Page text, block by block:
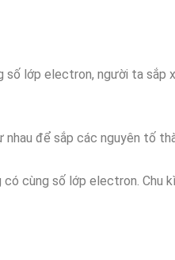
lớp electron, người ta sắp
để sắp các nguyên tố
cùng số lớp electron. Chu